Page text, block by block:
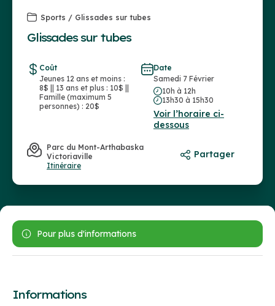
Sports / Glissades sur tubes
Glissades sur tubes
Coût
Jeunes 12 ans et moins :
8$ || 13 ans et plus : 10$ ||
Famille (maximum 5
personnes) : 20$
Date
Samedi 7 Février
10h à 12h
13h30 à 15h30
Voir l’horaire ci-
dessous
Parc du Mont-Arthabaska
Victoriaville
Itinéraire
Partager
Pour plus d'informations
Informations